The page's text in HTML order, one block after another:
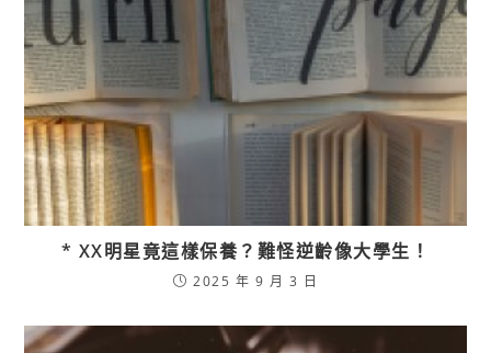
* XX明星竟這樣保養？難怪逆齡像大學生！
2025 年 9 月 3 日